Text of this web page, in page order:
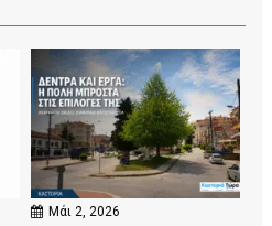
Μάι 2, 2026